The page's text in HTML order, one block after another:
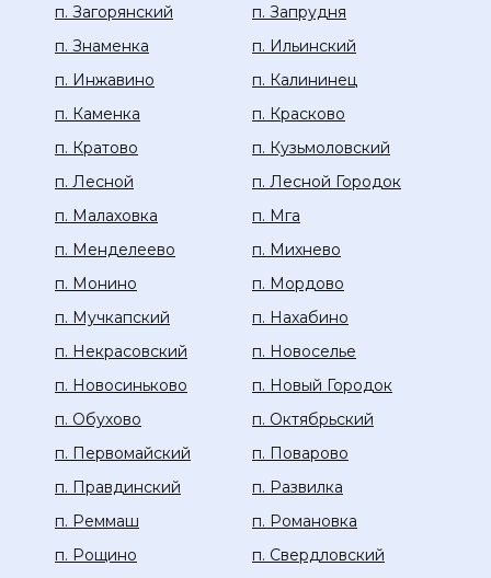
п. Загорянский
п. Запрудня
п. Знаменка
п. Ильинский
п. Инжавино
п. Калининец
п. Каменка
п. Красково
п. Кратово
п. Кузьмоловский
п. Лесной
п. Лесной Городок
п. Малаховка
п. Мга
п. Менделеево
п. Михнево
п. Монино
п. Мордово
п. Мучкапский
п. Нахабино
п. Некрасовский
п. Новоселье
п. Новосиньково
п. Новый Городок
п. Обухово
п. Октябрьский
п. Первомайский
п. Поварово
п. Правдинский
п. Развилка
п. Реммаш
п. Романовка
п. Рощино
п. Свердловский